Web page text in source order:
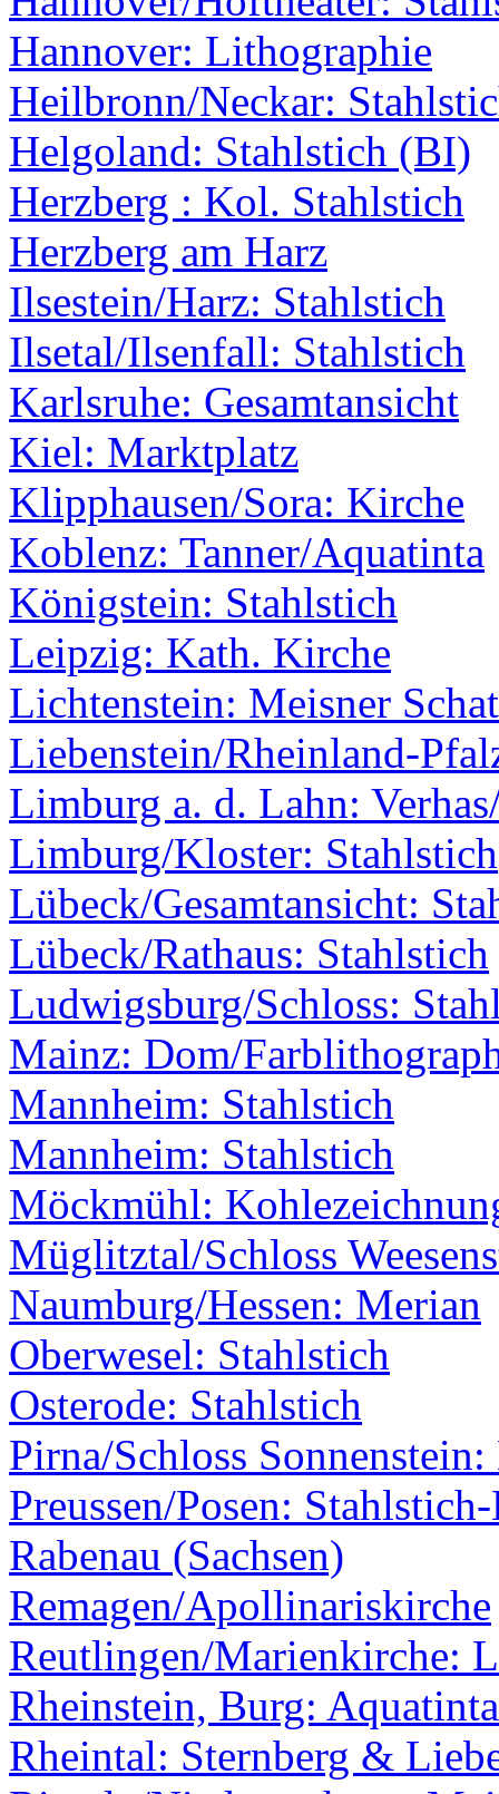
Hannover: Lithographie
Heilbronn/Neckar:
Helgoland: Stahlstich (BI)
Herzberg : Kol. Stahlstich
Herzberg am Harz
Ilsestein/Harz: Stahlstich
Ilsetal/Ilsenfall: Stahlstich
Karlsruhe: Gesamtansicht
Kiel: Marktplatz
Klipphausen/Sora: Kirche
Koblenz: Tanner/Aquatinta
Königstein: Stahlstich
Leipzig: Kath. Kirche
Lichtenstein: Meisner
Liebenstein/Rheinland-
Limburg a. d. Lahn:
Limburg/Kloster: Stahlstich
Lübeck/Gesamtansicht:
Lübeck/Rathaus: Stahlstich
Ludwigsburg/Schloss:
Mainz: Dom/
Mannheim: Stahlstich
Mannheim: Stahlstich
Möckmühl:
Müglitztal/Schloss
Naumburg/Hessen: Merian
Oberwesel: Stahlstich
Osterode: Stahlstich
Pirna/Schloss
Preussen/Posen:
Rabenau (Sachsen)
Remagen/Apollinariskirche
Reutlingen/Marienkirche:
Rheinstein, Burg: Aquatinta
Rheintal: Sternberg &